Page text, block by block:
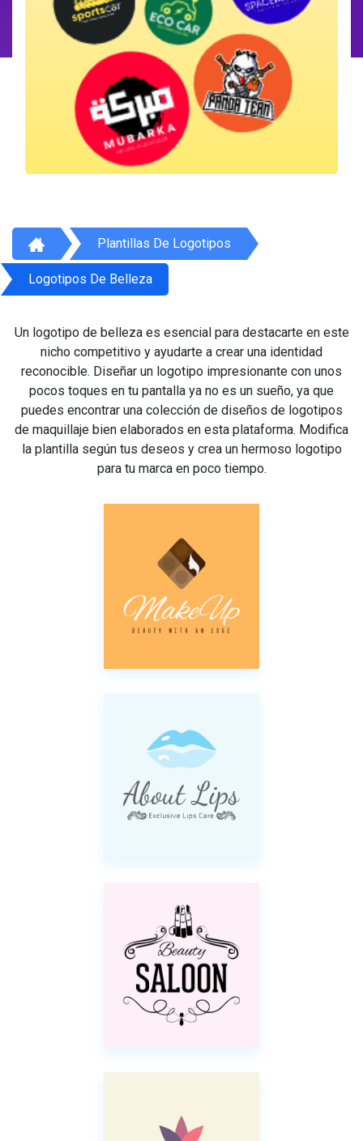
Plantillas De Logotipos
Logotipos De Belleza
Un logotipo de belleza es esencial para destacarte en este
nicho competitivo y ayudarte a crear una identidad
reconocible. Diseñar un logotipo impresionante con unos
pocos toques en tu pantalla ya no es un sueño, ya que
puedes encontrar una colección de diseños de logotipos
de maquillaje bien elaborados en esta plataforma. Modifica
la plantilla según tus deseos y crea un hermoso logotipo
para tu marca en poco tiempo.